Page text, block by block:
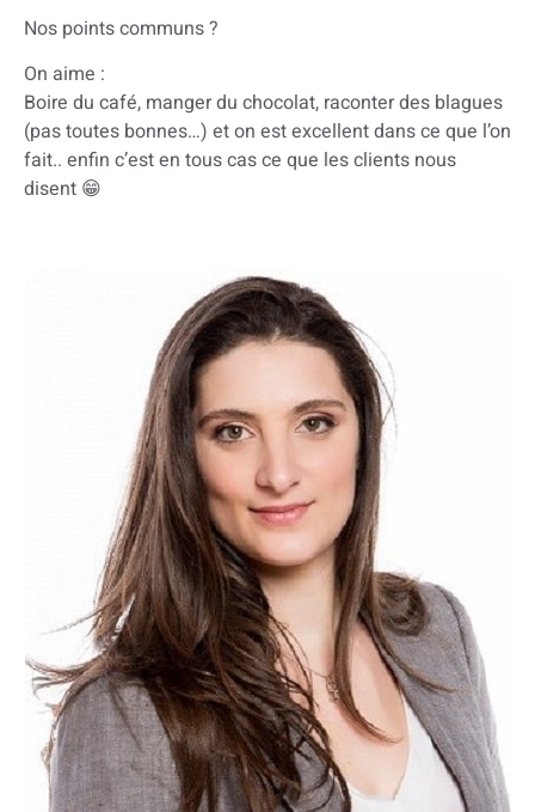
Nos points communs ?
On aime :
Boire du café, manger du chocolat, raconter des blagues
(pas toutes bonnes…) et on est excellent dans ce que l’on
fait.. enfin c’est en tous cas ce que les clients nous
disent 😁